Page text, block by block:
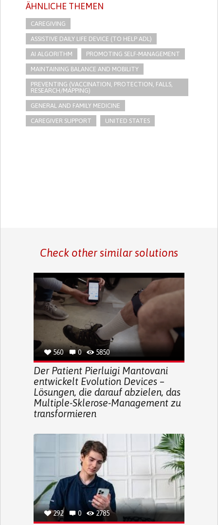
ÄHNLICHE THEMEN
CAREGIVING
ASSISTIVE DAILY LIFE DEVICE (TO HELP ADL)
AI ALGORITHM PROMOTING SELF-MANAGEMENT
MAINTAINING BALANCE AND MOBILITY
PREVENTING (VACCINATION, PROTECTION, FALLS,
RESEARCH/MAPPING)
GENERAL AND FAMILY MEDICINE
CAREGIVER SUPPORT UNITED STATES
Check other similar solutions
560 0 5850
Der Patient Pierluigi Mantovani
entwickelt Evolution Devices –
Lösungen, die darauf abzielen, das
Multiple-Sklerose-Management zu
transformieren
292 0 2785